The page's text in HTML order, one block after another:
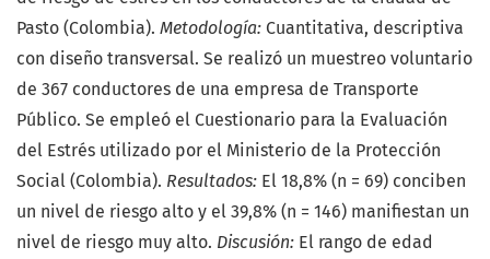
Pasto (Colombia). Metodología: Cuantitativa, descriptiva
con diseño transversal. Se realizó un muestreo voluntario
de 367 conductores de una empresa de Transporte
Público. Se empleó el Cuestionario para la Evaluación
del Estrés utilizado por el Ministerio de la Protección
Social (Colombia). Resultados: El 18,8% (n = 69) conciben
un nivel de riesgo alto y el 39,8% (n = 146) manifiestan un
nivel de riesgo muy alto. Discusión: El rango de edad